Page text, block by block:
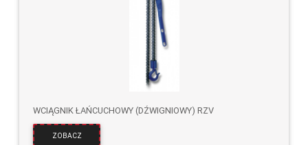
WCIĄGNIK ŁAŃCUCHOWY (DŹWIGNIOWY) RZV
ZOBACZ